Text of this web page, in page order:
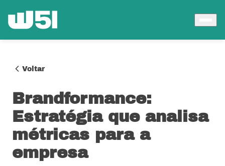
Voltar
Brandformance:
Estratégia que analisa
métricas para a
empresa